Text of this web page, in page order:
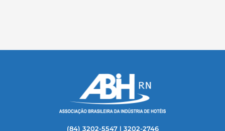
(84) 3202-5547 | 3202-2746